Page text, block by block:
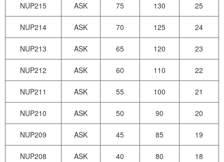
NUP215 ASK 75 130 25
NUP214 ASK 70 125 24
NUP213 ASK 65 120 23
NUP212 ASK 60 110 22
NUP211 ASK 55 100 21
NUP210 ASK 50 90 20
NUP209 ASK 45 85 19
NUP208 ASK 40 80 18